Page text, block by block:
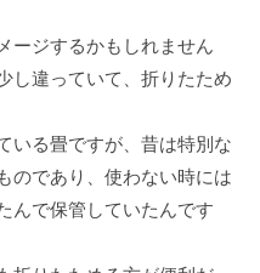
ージするかもしれません
し違っていて、折りたため
いる畳ですが、昔は特別な
のであり、使わない時には
んで保管していたんです